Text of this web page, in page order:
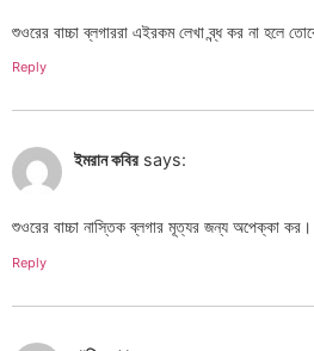
শুওরের বাচ্চা ব্লগাররা এইরকম লেখা ব্ন্ধ কর না হলে
Reply
ইমরান কবির says:
শুওরের বাচ্চা নাস্তিক ব্লগার মূত্যর জন্য অপেক্কা কর।
Reply